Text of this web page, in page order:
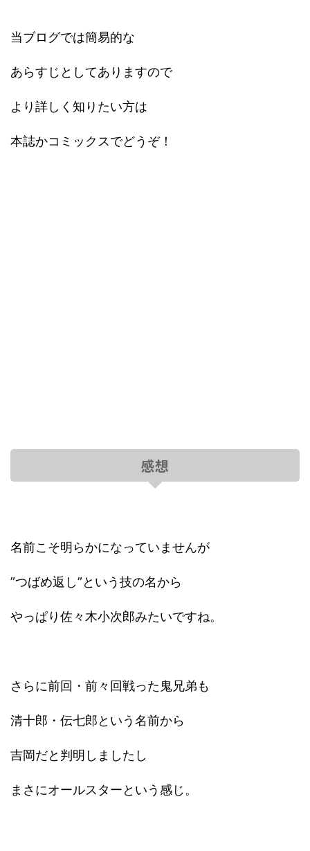
当ブログでは簡易的な
あらすじとしてありますので
より詳しく知りたい方は
本誌かコミックスでどうぞ！
感想
名前こそ明らかになっていませんが
”つばめ返し”という技の名から
やっぱり佐々木小次郎みたいですね。
さらに前回・前々回戦った鬼兄弟も
清十郎・伝七郎という名前から
吉岡だと判明しましたし
まさにオールスターという感じ。